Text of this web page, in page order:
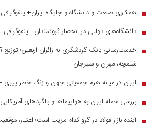
■ همکاری صنعت و دانشگاه و جایگاه ایران+اینفوگرافی
■ دانشگاه‌های دولتی در انحصار ثروتمندان+اینفوگرافی
■
شلمچه، مهران و سیرجان
■ ایران در میانه هرم جمعیتی جهان و زنگ خطر پیری
■ بررسی حمله ایران به هواپیماها و بالگردهای
■ آینده بازار فولاد در گرو کدام مزیت است؛ اعتبار،